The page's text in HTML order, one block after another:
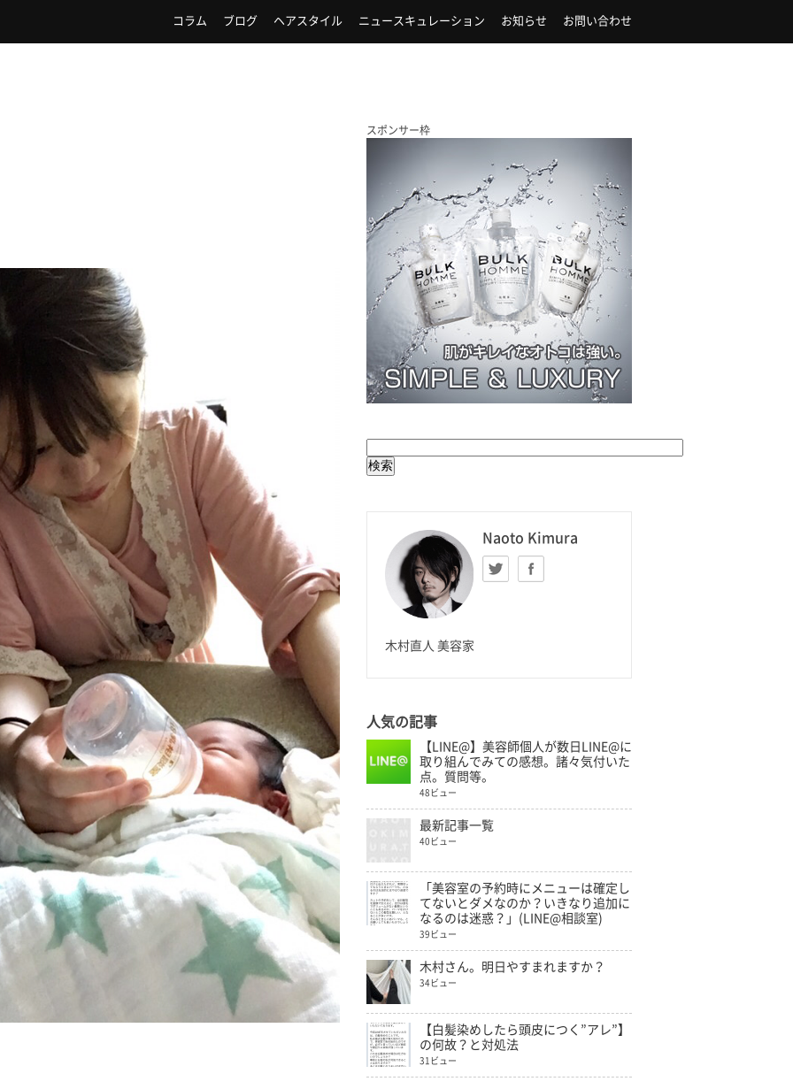
コラム ブログ ヘアスタイル ニュースキュレーション お知らせ お問い合わせ
スポンサー枠
Naoto Kimura
木村直人 美容家
人気の記事
【LINE@】美容師個人が数日LINE@に
取り組んでみての感想。諸々気付いた
点。質問等。
48ビュー
最新記事一覧
40ビュー
「美容室の予約時にメニューは確定し
てないとダメなのか？いきなり追加に
なるのは迷惑？」(LINE@相談室)
39ビュー
木村さん。明日やすまれますか？
34ビュー
【白髪染めしたら頭皮につく”アレ”】
の何故？と対処法
31ビュー